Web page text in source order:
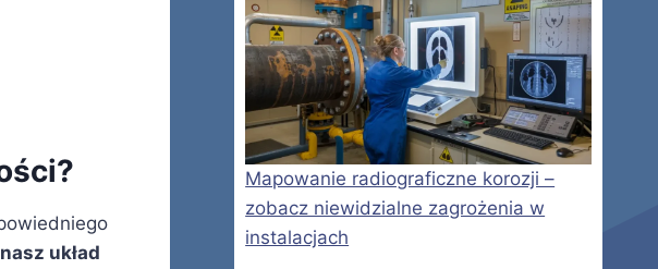
układ
Mapowanie radiograficzne korozji –
zobacz niewidzialne zagrożenia w
instalacjach